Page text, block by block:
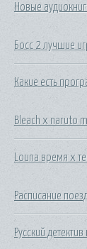
Новые
Босс 2 лучшие
Какие есть
Bleach x naruto
Louna время x
Расписание
Русский детектив